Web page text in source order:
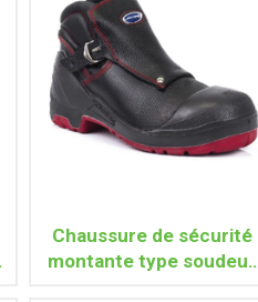
Chaussure de sécurité
montante type soudeur